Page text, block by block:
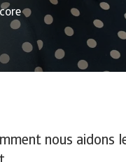
nous